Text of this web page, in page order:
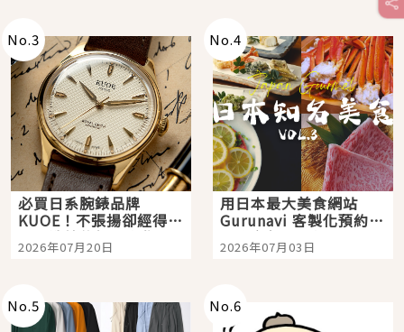
No.3
必買日系腕錶品牌
KUOE！不張揚卻經得起
時間洗鍊的經典之作五
選
2026年07月20日
No.4
用日本最大美食網站
Gurunavi 客製化預約九
大都市餐廳，打造專屬
美食體驗！
2026年07月03日
No.5 No.6